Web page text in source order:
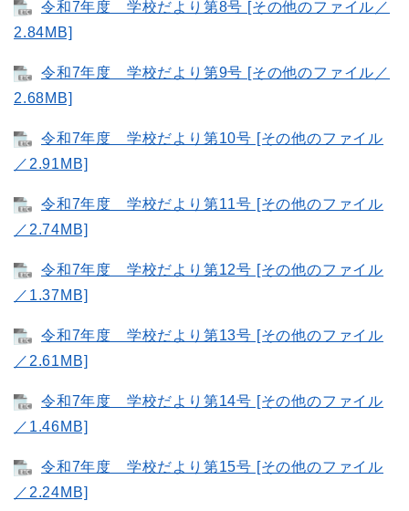
令和7年度 学校だより第8号 [その他のファイル／
2.84MB]
令和7年度 学校だより第9号 [その他のファイル／
2.68MB]
令和7年度 学校だより第10号 [その他のファイル
／2.91MB]
令和7年度 学校だより第11号 [その他のファイル
／2.74MB]
令和7年度 学校だより第12号 [その他のファイル
／1.37MB]
令和7年度 学校だより第13号 [その他のファイル
／2.61MB]
令和7年度 学校だより第14号 [その他のファイル
／1.46MB]
令和7年度 学校だより第15号 [その他のファイル
／2.24MB]